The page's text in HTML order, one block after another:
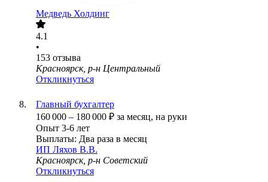
Медведь Холдинг
4.1
•
153 отзыва
Красноярск, р-н Центральный
Откликнуться
Главный бухгалтер
160 000 – 180 000 ₽ за месяц, на руки
Опыт 3-6 лет
Выплаты: Два раза в месяц
ИП Ляхов В.В.
Красноярск, р-н Советский
Откликнуться